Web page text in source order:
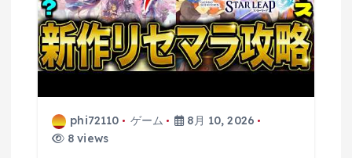
phi72110 ゲーム
8月 10, 2026
8 views